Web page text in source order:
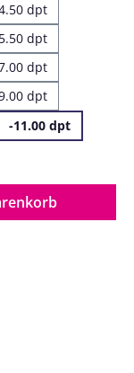
dpt
dpt
dpt
dpt
-11.00 dpt